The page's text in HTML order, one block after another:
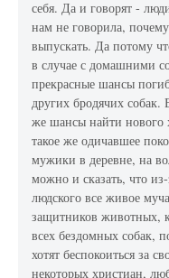
себя. Да и говорят -
нам не говорила,
выпускать. Да потому
в случае с домашними
прекрасные шансы
других бродячих собак.
же шансы найти нового
такое же одичавшее
мужики в деревне, на
можно и сказать, что
людского все живое
защитников животных,
всех бездомных собак,
хотят беспокоиться за
некоторых христиан,